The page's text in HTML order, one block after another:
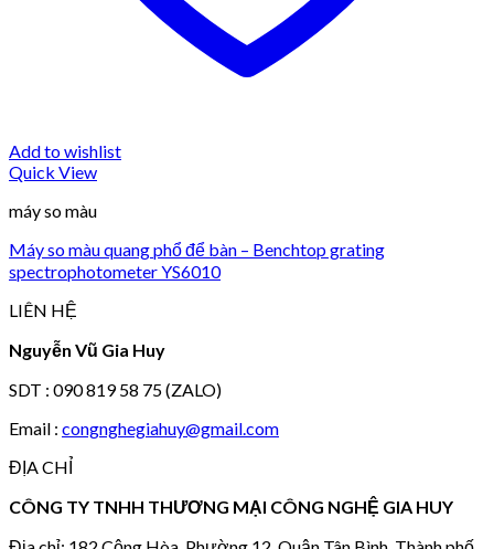
Add to wishlist
Quick View
máy so màu
Máy so màu quang phổ để bàn – Benchtop grating
spectrophotometer YS6010
LIÊN HỆ
Nguyễn Vũ Gia Huy
SDT : 090 819 58 75 (ZALO)
Email : congnghegiahuy@gmail.com
ĐỊA CHỈ
CÔNG TY TNHH THƯƠNG MẠI CÔNG NGHỆ GIA HUY